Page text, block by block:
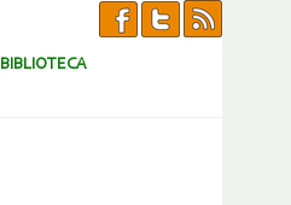
BIBLIOTECA